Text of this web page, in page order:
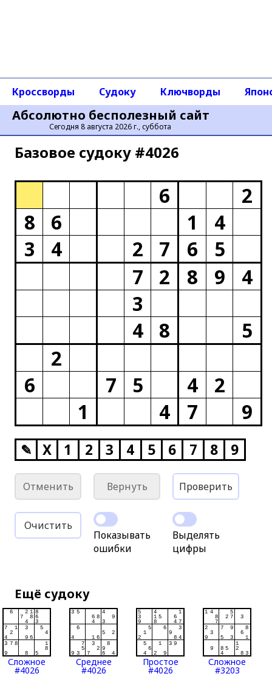
Абсолютно бесполезный сайт
Сегодня 8 августа 2026 г., суббота
Кроссворды Судоку Ключворды
Базовое cудоку #4026
6
2
8
6 1
4
3
4 2 7 6
5
7
2 8 9
4
3
4
8
5
2
6
7 5 4
2
1
4 7 9
✎ X 1 2 3 4 5 6 7 8 9
Отменить Вернуть Проверить
Очистить
Показывать
ошибки
Выделять
цифры
Ещё судоку
Сложное
#4026
Среднее
#4026
Простое
#4026
Сложное
#3203